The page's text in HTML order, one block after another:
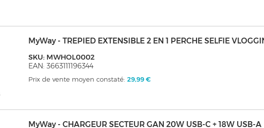
MyWay - TREPIED EXTENSIBLE 2 EN 1 PERCHE SELFIE
SKU: MWHOL0002
EAN: 3663111196344
Prix de vente moyen constaté:29,99 €
MyWay - CHARGEUR SECTEUR GAN 20W USB-C + 18W USB-A